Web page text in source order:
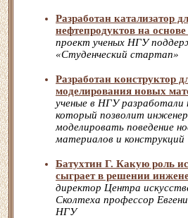
Разработан катализатор
нефтепродуктов на
проект ученых НГУ
«Студенческий стартап»
Разработан конструктор
моделирования новых
ученые в НГУ разработали
который позволит
моделировать поведение
материалов и конструкций
Батухтин Г. Какую роль
сыграет в решении
директор Центра
Сколтеха профессор
НГУ